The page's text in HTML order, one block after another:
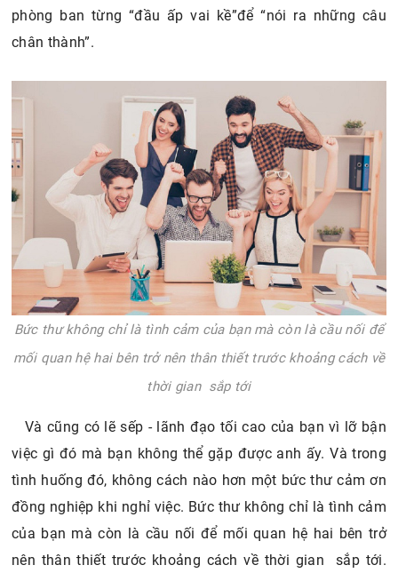
phòng ban từng “đầu ấp vai kề”để “nói ra những câu
chân thành”.
Bức thư không chỉ là tình cảm của bạn mà còn là cầu nối để
mối quan hệ hai bên trở nên thân thiết trước khoảng cách về
thời gian sắp tới
Và cũng có lẽ sếp - lãnh đạo tối cao của bạn vì lỡ bận
việc gì đó mà bạn không thể gặp được anh ấy. Và trong
tình huống đó, không cách nào hơn một bức thư cảm ơn
đồng nghiệp khi nghỉ việc. Bức thư không chỉ là tình cảm
của bạn mà còn là cầu nối để mối quan hệ hai bên trở
nên thân thiết trước khoảng cách về thời gian sắp tới.